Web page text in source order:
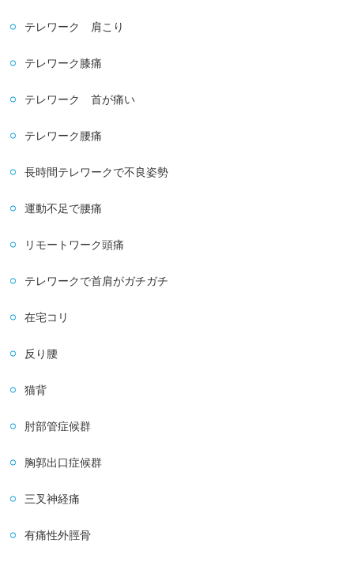
テレワーク 肩こり
テレワーク膝痛
テレワーク 首が痛い
テレワーク腰痛
長時間テレワークで不良姿勢
運動不足で腰痛
リモートワーク頭痛
テレワークで首肩がガチガチ
在宅コリ
反り腰
猫背
肘部管症候群
胸郭出口症候群
三叉神経痛
有痛性外脛骨